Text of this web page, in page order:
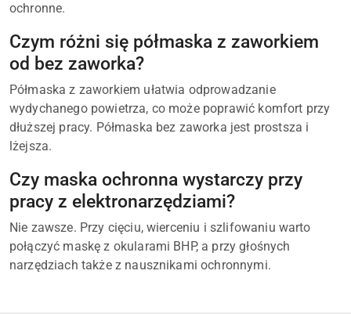
ochronne.
Czym różni się półmaska z zaworkiem
od bez zaworka?
Półmaska z zaworkiem ułatwia odprowadzanie
wydychanego powietrza, co może poprawić komfort przy
dłuższej pracy. Półmaska bez zaworka jest prostsza i
lżejsza.
Czy maska ochronna wystarczy przy
pracy z elektronarzędziami?
Nie zawsze. Przy cięciu, wierceniu i szlifowaniu warto
połączyć maskę z okularami BHP, a przy głośnych
narzędziach także z nausznikami ochronnymi.